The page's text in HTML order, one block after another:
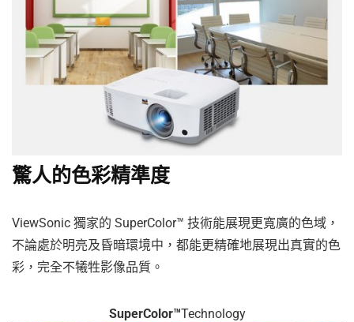
驚人的色彩精準度
ViewSonic 獨家的 SuperColor™ 技術能展現更寬廣的色域，
不論處於明亮及昏暗環境中，都能更精確地展現出真實的色
彩，完全不犧牲影像品質。
SuperColor™Technology